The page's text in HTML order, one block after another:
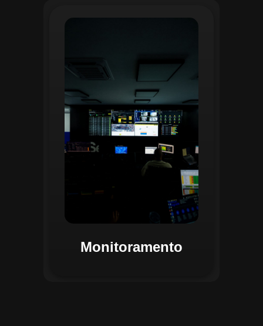
Monitoramento
planejadas. Utilizando um videowall
central e sistemas de convergência
informações operacionais,
identificando gargalos, não
conformidades e oportunidades de
melhoria.